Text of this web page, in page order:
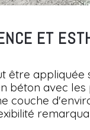
ET
être appliquée
béton avec les
couche